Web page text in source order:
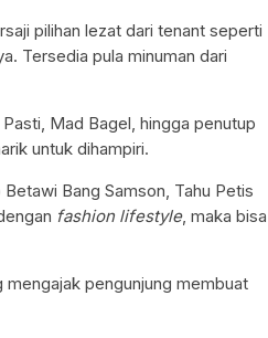
pilihan lezat dari tenant seperti
Tersedia pula minuman dari
Mad Bagel, hingga penutup
untuk dihampiri.
Bang Samson, Tahu Petis
fashion lifestyle, maka bisa
pengunjung membuat